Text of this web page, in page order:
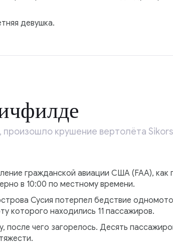
девушка.
крушение вертолёта
гражданской авиации США (FAA), как
в 10:00 по местному времени.
Сусия потерпел бедствие
которого находились 11 пассажиров.
чего загорелось. Десять